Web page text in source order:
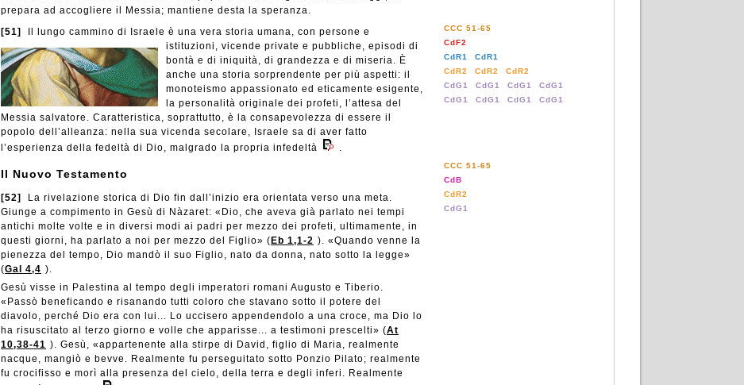
prepara ad accogliere il Messia; mantiene desta la speranza.
[51]
Il lungo cammino di Israele è una vera storia umana, con persone e
istituzioni, vicende private e pubbliche, episodi di
bontà e di iniquità, di grandezza e di miseria. È
anche una storia sorprendente per più aspetti: il
monoteismo appassionato ed eticamente esigente,
la personalità originale dei profeti, l’attesa del
Messia salvatore. Caratteristica, soprattutto, è la consapevolezza di essere il
popolo dell’alleanza: nella sua vicenda secolare, Israele sa di aver fatto
l’esperienza della fedeltà di Dio, malgrado la propria infedeltà
.
CCC 51-65
CdF2
CdR1
CdR1
CdR2
CdR2
CdR2
CdG1
CdG1 CdG1
CdG1
CdG1
CdG1 CdG1 CdG1
Il Nuovo Testamento
[52]
La rivelazione storica di Dio fin dall’inizio era orientata verso una meta.
Giunge a compimento in Gesù di Nàzaret: «Dio, che aveva già parlato nei tempi
antichi molte volte e in diversi modi ai padri per mezzo dei profeti, ultimamente, in
questi giorni, ha parlato a noi per mezzo del Figlio» ( Eb 1,1-2 ). «Quando venne la
pienezza del tempo, Dio mandò il suo Figlio, nato da donna, nato sotto la legge»
(Gal 4,4 ).
Gesù visse in Palestina al tempo degli imperatori romani Augusto e Tiberio.
«Passò beneficando e risanando tutti coloro che stavano sotto il potere del
diavolo, perché Dio era con lui... Lo uccisero appendendolo a una croce, ma Dio lo
ha risuscitato al terzo giorno e volle che apparisse... a testimoni prescelti» (At
10,38-41 ). Gesù, «appartenente alla stirpe di David, figlio di Maria, realmente
nacque, mangiò e bevve. Realmente fu perseguitato sotto Ponzio Pilato; realmente
fu crocifisso e morì alla presenza del cielo, della terra e degli inferi. Realmente
CCC 51-65
CdB
CdR2
CdG1